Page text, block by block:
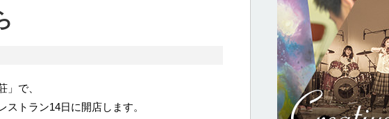
」で、
トラン14日に開店します。